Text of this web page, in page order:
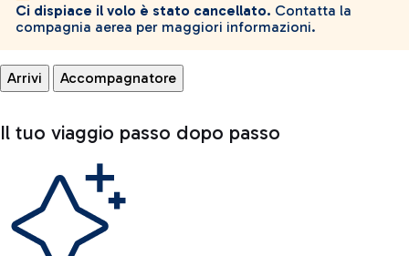
Ci dispiace il volo è stato cancellato. Contatta la
compagnia aerea per maggiori informazioni.
Arrivi Accompagnatore
Il tuo viaggio passo dopo passo